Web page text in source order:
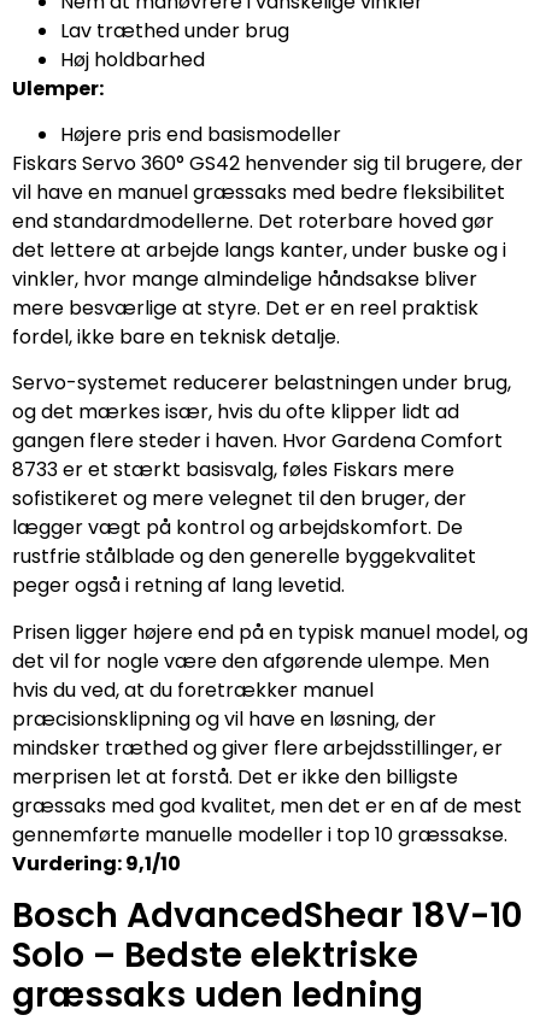
Lav træthed under brug
Høj holdbarhed
Ulemper:
Højere pris end basismodeller
Fiskars Servo 360° GS42 henvender sig til brugere, der
vil have en manuel græssaks med bedre fleksibilitet
end standardmodellerne. Det roterbare hoved gør
det lettere at arbejde langs kanter, under buske og i
vinkler, hvor mange almindelige håndsakse bliver
mere besværlige at styre. Det er en reel praktisk
fordel, ikke bare en teknisk detalje.
Servo-systemet reducerer belastningen under brug,
og det mærkes især, hvis du ofte klipper lidt ad
gangen flere steder i haven. Hvor Gardena Comfort
8733 er et stærkt basisvalg, føles Fiskars mere
sofistikeret og mere velegnet til den bruger, der
lægger vægt på kontrol og arbejdskomfort. De
rustfrie stålblade og den generelle byggekvalitet
peger også i retning af lang levetid.
Prisen ligger højere end på en typisk manuel model, og
det vil for nogle være den afgørende ulempe. Men
hvis du ved, at du foretrækker manuel
præcisionsklipning og vil have en løsning, der
mindsker træthed og giver flere arbejdsstillinger, er
merprisen let at forstå. Det er ikke den billigste
græssaks med god kvalitet, men det er en af de mest
gennemførte manuelle modeller i top 10 græssakse.
Vurdering: 9,1/10
Bosch AdvancedShear 18V-10
Solo – Bedste elektriske
græssaks uden ledning